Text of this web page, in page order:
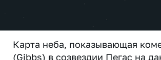
Карта неба, показывающая
(Gibbs) в созвездии Пегас на